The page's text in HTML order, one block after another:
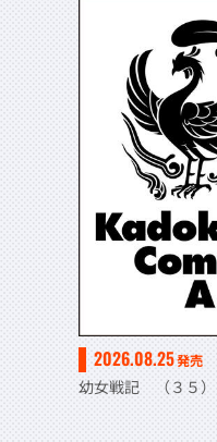
2026.08.25発売
幼女戦記 （３５）